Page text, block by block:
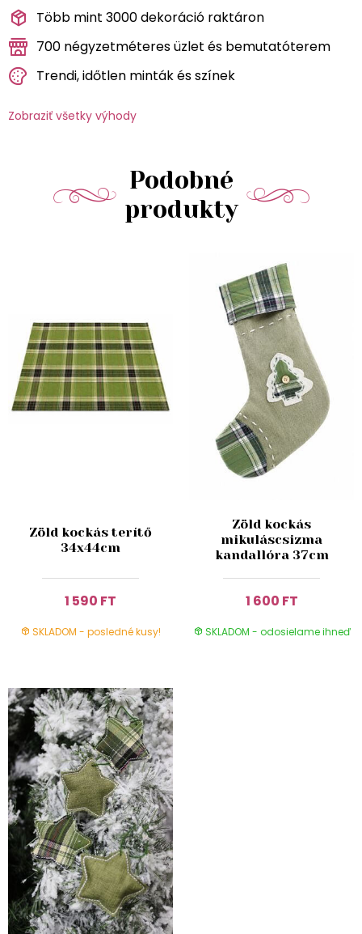
Több mint 3000 dekoráció raktáron
700 négyzetméteres üzlet és bemutatóterem
Trendi, időtlen minták és színek
Zobraziť všetky výhody
Podobné
produkty
Zöld kockás terítő
34x44cm
1 590 FT
SKLADOM - posledné kusy!
Zöld kockás
mikuláscsizma
kandallóra 37cm
1 600 FT
SKLADOM - odosielame ihneď